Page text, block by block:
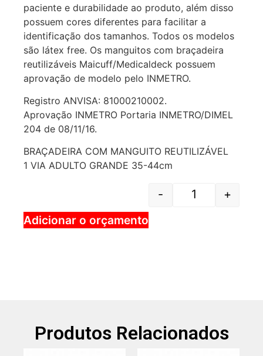
paciente e durabilidade ao produto, além disso
possuem cores diferentes para facilitar a
identificação dos tamanhos. Todos os modelos
são látex free. Os manguitos com braçadeira
reutilizáveis Maicuff/Medicaldeck possuem
aprovação de modelo pelo INMETRO.
Registro ANVISA: 81000210002.
Aprovação INMETRO Portaria INMETRO/DIMEL
204 de 08/11/16.
BRAÇADEIRA COM MANGUITO REUTILIZÁVEL
1 VIA ADULTO GRANDE 35-44cm
-
+
Adicionar o orçamento
Produtos Relacionados